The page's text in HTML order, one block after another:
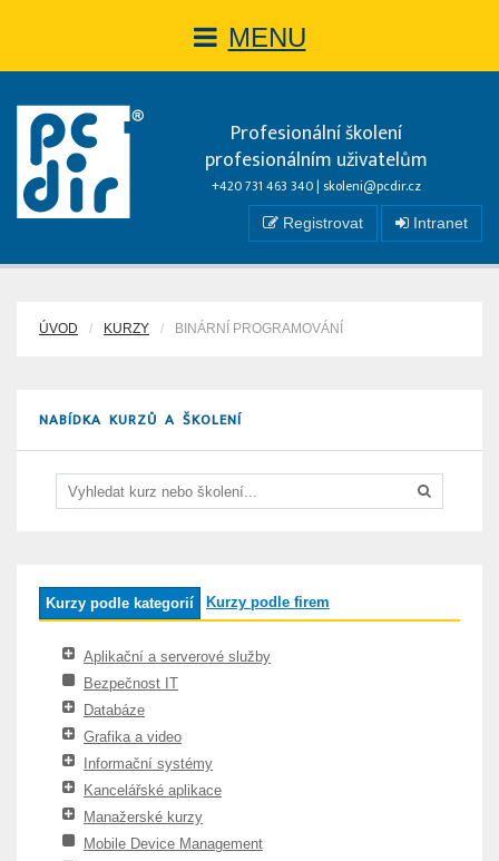
MENU
Profesionální školení
profesionálním uživatelům
+420 731 463 340 | skoleni@pcdir.cz
Registrovat Intranet
ÚVOD KURZY BINÁRNÍ PROGRAMOVÁNÍ
NABÍDKA KURZŮ A ŠKOLENÍ
Kurzy podle kategorií Kurzy podle firem
Aplikační a serverové služby
Bezpečnost IT
Databáze
Grafika a video
Informační systémy
Kancelářské aplikace
Manažerské kurzy
Mobile Device Management